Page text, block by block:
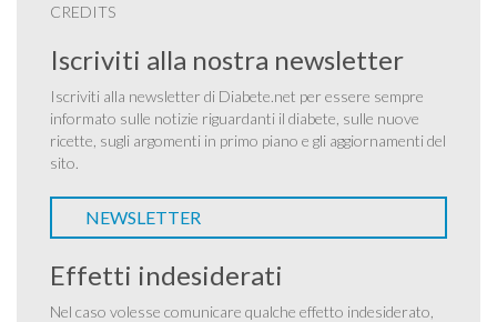
CREDITS
Iscriviti alla nostra newsletter
Iscriviti alla newsletter di Diabete.net per essere sempre
informato sulle notizie riguardanti il diabete, sulle nuove
ricette, sugli argomenti in primo piano e gli aggiornamenti del
sito.
NEWSLETTER
Effetti indesiderati
Nel caso volesse comunicare qualche effetto indesiderato,